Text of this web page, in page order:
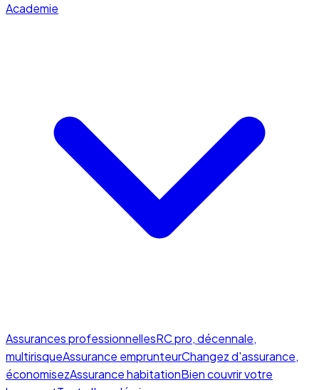
Academie
Assurances professionnellesRC pro, décennale,
multirisqueAssurance emprunteurChangez d'assurance,
économisezAssurance habitationBien couvrir votre